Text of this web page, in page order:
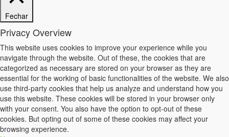
Fechar
Privacy Overview
This website uses cookies to improve your experience while you
navigate through the website. Out of these, the cookies that are
categorized as necessary are stored on your browser as they are
essential for the working of basic functionalities of the website. We also
use third-party cookies that help us analyze and understand how you
use this website. These cookies will be stored in your browser only
with your consent. You also have the option to opt-out of these
cookies. But opting out of some of these cookies may affect your
browsing experience.